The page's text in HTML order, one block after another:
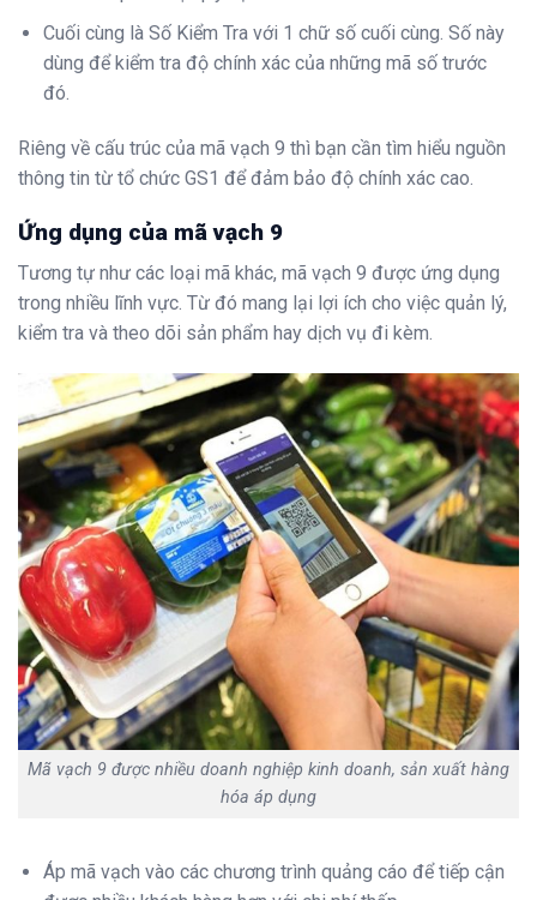
Cuối cùng là Số Kiểm Tra với 1 chữ số cuối cùng. Số này
dùng để kiểm tra độ chính xác của những mã số trước
đó.
Riêng về cấu trúc của mã vạch 9 thì bạn cần tìm hiểu nguồn
thông tin từ tổ chức GS1 để đảm bảo độ chính xác cao.
Ứng dụng của mã vạch 9
Tương tự như các loại mã khác, mã vạch 9 được ứng dụng
trong nhiều lĩnh vực. Từ đó mang lại lợi ích cho việc quản lý,
kiểm tra và theo dõi sản phẩm hay dịch vụ đi kèm.
Mã vạch 9 được nhiều doanh nghiệp kinh doanh, sản xuất hàng
hóa áp dụng
Áp mã vạch vào các chương trình quảng cáo để tiếp cận